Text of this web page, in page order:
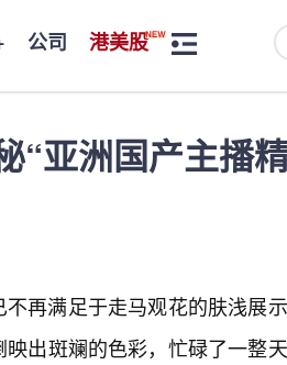
公司 港美股
“亚洲国产主播
再满足于走马观花的肤浅展
出斑斓的色彩，忙碌了一整